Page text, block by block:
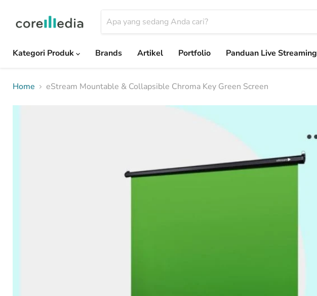
Kategori Produk
Brands Artikel Portfolio Panduan Live Streaming
Home eStream Mountable & Collapsible Chroma Key Green Screen